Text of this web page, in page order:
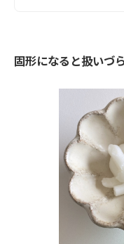
固形になると扱いづ